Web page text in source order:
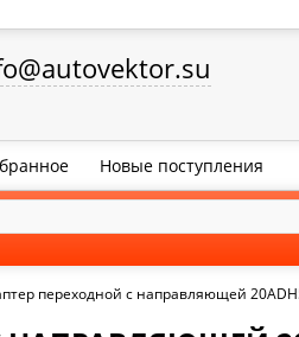
Новые поступления
переходной с направляющей